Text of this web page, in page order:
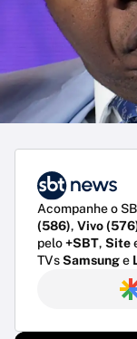
Acompanhe o
(586), Vivo
pelo+SBT, Site
TVsSamsunge